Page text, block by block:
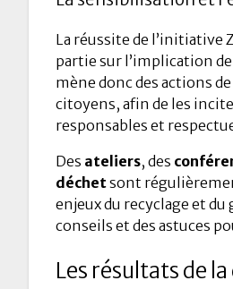
La réussite de l’initiative
partie sur l’implication
mène donc des actions
citoyens, afin de les
responsables et
Des ateliers, des
déchetsont
enjeux du recyclage et
conseils et des astuces
Les résultats de